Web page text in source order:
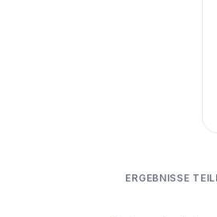
ERGEBNISSE